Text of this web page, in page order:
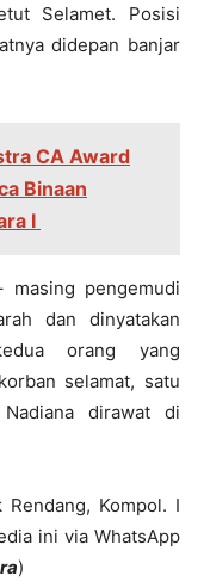
Selamet. Posisi
didepan banjar
CA Award
Binaan
I
masing pengemudi
dan dinyatakan
orang yang
selamat, satu
dirawat di
Kompol. I
ini via WhatsApp
)